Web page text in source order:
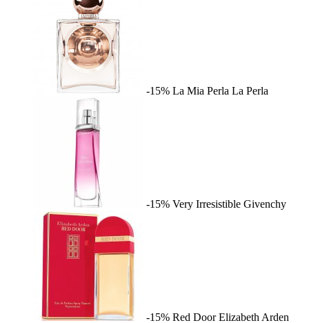
-15% La Mia Perla La Perla
-15% Very Irresistible Givenchy
-15% Red Door Elizabeth Arden